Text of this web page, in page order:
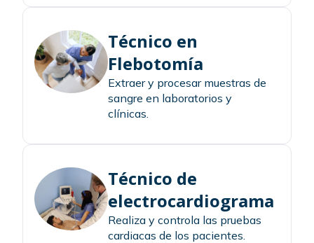
Técnico en
Flebotomía
Extraer y procesar muestras de
sangre en laboratorios y
clínicas.
Técnico de
electrocardiograma
Realiza y controla las pruebas
cardiacas de los pacientes.